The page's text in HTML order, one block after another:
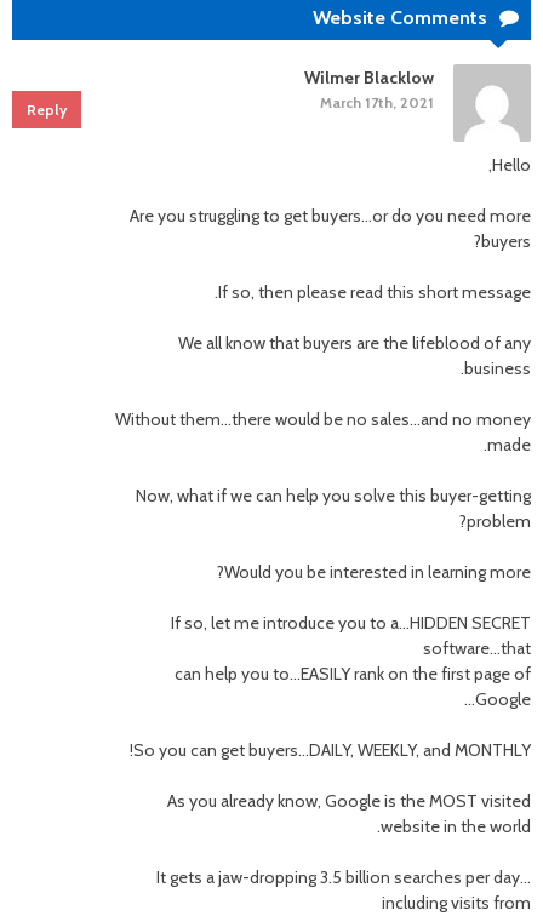
Website Comments
Wilmer Blacklow
March 17th, 2021
Reply
Hello,
Are you struggling to get buyers…or do you need more
buyers?
If so, then please read this short message.
We all know that buyers are the lifeblood of any
business.
Without them…there would be no sales…and no money
made.
Now, what if we can help you solve this buyer-getting
problem?
Would you be interested in learning more?
If so, let me introduce you to a…HIDDEN SECRET
software…that
can help you to…EASILY rank on the first page of
Google…
So you can get buyers…DAILY, WEEKLY, and MONTHLY!
As you already know, Google is the MOST visited
website in the world.
It gets a jaw-dropping 3.5 billion searches per day…
including visits from